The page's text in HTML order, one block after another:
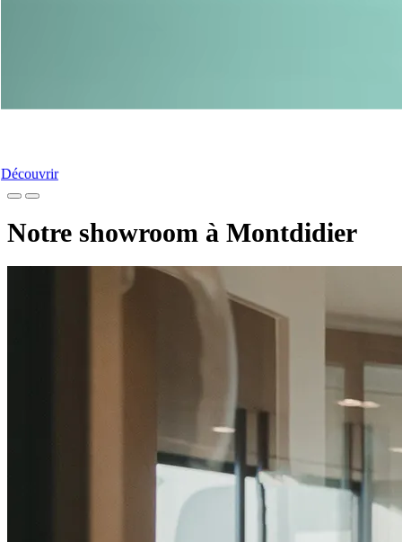
Découvrir
Notre showroom à Montdidier